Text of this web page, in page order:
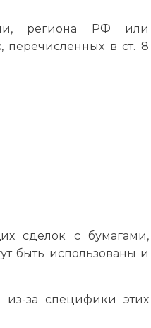
региона РФ или
перечисленных в ст. 8
сделок с бумагами,
быть использованы и
из-за специфики этих